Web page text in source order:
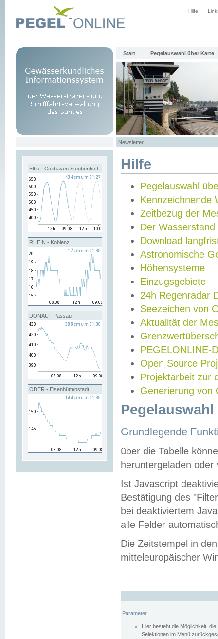
Hilfe
Start Pegelauswahl über Karte
Newsletter
Elbe - Cuxhaven Steubenhöft
RHEIN - Koblenz
DONAU - Passau
ODER - Eisenhüttenstadt
Hilfe
Pegelauswahl
Kennzeichnende
Zeitbezug der
Der Wasserstand
Download
Astronomische
Höhensysteme
Einzugsgebiete
24h Regenradar
Seezeichen von
Aktualität der
PEGELONLINE-
Open Source
Projektarbeit zur
Generierung von
Grundlegende
über die Tabelle
heruntergeladen oder
Ist Javascript
Bestätigung des
bei deaktiviertem
alle Felder
Die Zeitstempel in
mitteleuropäischer
Parameter
Hier besteht die Möglichkeit,
Selektionen im Menü